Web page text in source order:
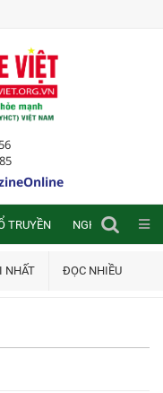
TRUYỀN NGHIÊN CỨU
NHẤT ĐỌC NHIỀU